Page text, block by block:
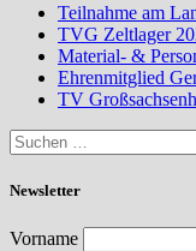
Teilnahme am
TVG Zeltlager
Material- &
Ehrenmitglied
TV
Newsletter
Vorname